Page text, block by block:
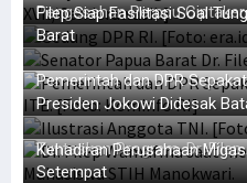
Pengesahan Perppu
Filep Siap Fasilitasi Soal
Barat
Pemerintah dan DPR
Presiden Jokowi Didesak
Tuntaskan Program, Dr.
Kehadiran Perusahaan
Setempat